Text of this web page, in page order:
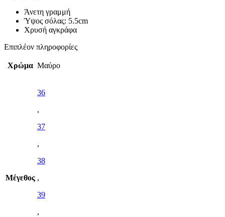
Άνετη γραμμή
Ύψος σόλας: 5.5cm
Χρυσή αγκράφα
Επιπλέον πληροφορίες
Χρώμα Μαύρο
Μέγεθος
36
,
37
,
38
,
39
,